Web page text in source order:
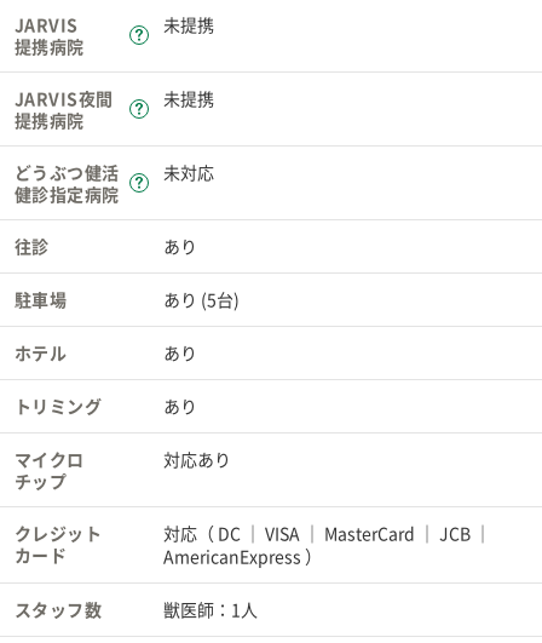
JARVIS
提携病院
未提携
JARVIS夜間
提携病院
未提携
どうぶつ健活
健診指定病院
未対応
往診 あり
駐車場 あり (5台)
ホテル あり
トリミング あり
マイクロ
チップ
対応あり
クレジット
カード
対応（ DC VISA MasterCard
JCB
AmericanExpress ）
スタッフ数 獣医師：1人